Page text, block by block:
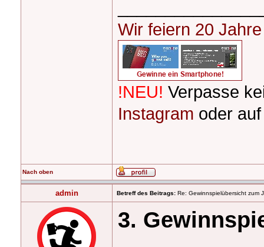
Wir feiern 20
!NEU! Verpasse
Instagram oder
Nach oben
admin Betreff des Beitrags: Re: Gewinnspielübersicht zum
3.